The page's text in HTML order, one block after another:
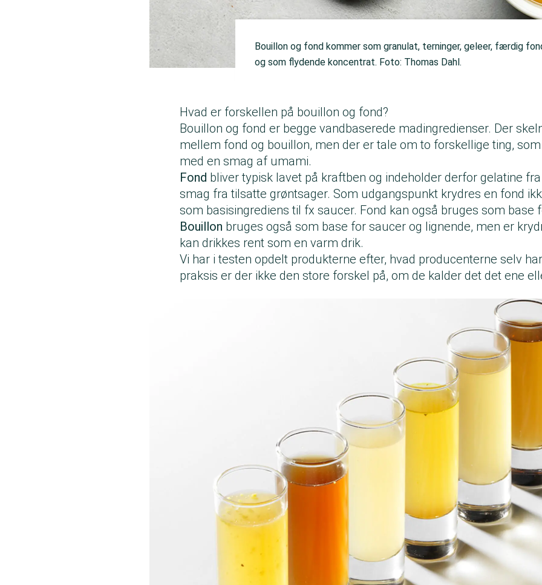
Bouillon og fond kommer som granulat, terninger, geleer, færdig
og som flydende koncentrat. Foto: Thomas Dahl.
Hvad er forskellen på bouillon og fond?
Bouillon og fond er begge vandbaserede madingredienser. Der
mellem fond og bouillon, men der er tale om to forskellige ting,
med en smag af umami.
Fond bliver typisk lavet på kraftben og indeholder derfor gelatine
smag fra tilsatte grøntsager. Som udgangspunkt krydres en fond
som basisingrediens til fx saucer. Fond kan også bruges som base
Bouillon bruges også som base for saucer og lignende, men er
kan drikkes rent som en varm drik.
Vi har i testen opdelt produkterne efter, hvad producenterne selv
praksis er der ikke den store forskel på, om de kalder det det ene